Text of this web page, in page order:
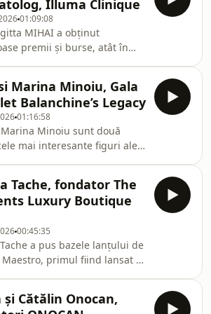
din România. Lucreaza cu
depresie, trauma si relatii,
care combina
intelegerii cu
concrete de schimbare.
formatia ei in jurnalism o face
pe intelesul tuturo
Illuma Clinique
01:09:08
MIHAI a obținut
premii și burse, atât în
Healthcare Provider
Grant” în Viena, Austria.
timp pentru a fi la
toate noutățile din
medicală și estetică,
le putea oferi pacienților săi
bune rezultate posibile. Și-a
Marina Minoiu, Gala
Balanchine’s Legacy
01:16:58
Minoiu sunt două
mai interesante figuri ale
amândouă și-au construit
în afara țării, pe scene care
Alice s-a format la Liceul de
Floria Capsali și a debutat
Operei Naționale București
Momentul definitoriu al
a venit în 2021, cân
Tache, fondator The
Luxury Boutique
00:45:35
a pus bazele lanțului de
primul fiind lansat in
in antreprenoriat i-a dat
și Cătălin Onocan,